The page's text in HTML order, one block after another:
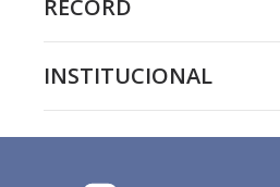
RECORD
INSTITUCIONAL